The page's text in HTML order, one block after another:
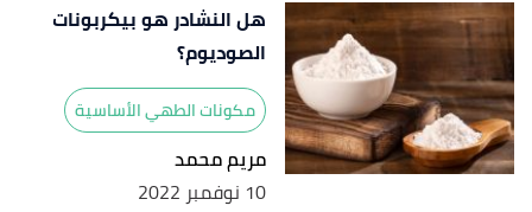
هل النشادر هو بيكربونات
الصوديوم؟
مكونات الطهي الأساسية
مريم محمد
10 نوفمبر 2022